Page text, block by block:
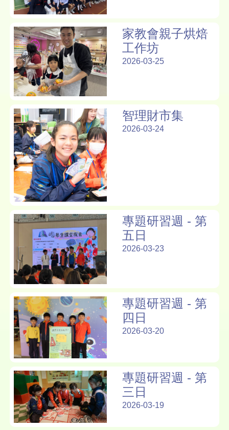
家教會親子烘焙
工作坊
2026-03-25
智理財市集
2026-03-24
專題研習週 - 第
五日
2026-03-23
專題研習週 - 第
四日
2026-03-20
專題研習週 - 第
三日
2026-03-19